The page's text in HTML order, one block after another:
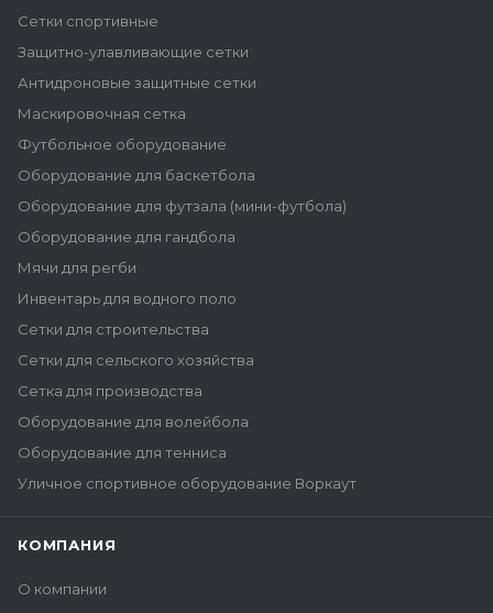
Сетки спортивные
Защитно-улавливающие сетки
Антидроновые защитные сетки
Маскировочная сетка
Футбольное оборудование
Оборудование для баскетбола
Оборудование для футзала (мини-футбола)
Оборудование для гандбола
Мячи для регби
Инвентарь для водного поло
Сетки для строительства
Сетки для сельского хозяйства
Сетка для производства
Оборудование для волейбола
Оборудование для тенниса
Уличное спортивное оборудование Воркаут
КОМПАНИЯ
О компании